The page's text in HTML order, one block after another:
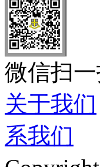
微信扫
关于我们
系我们